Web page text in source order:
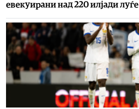
евекуирани над 220 илјади луѓе